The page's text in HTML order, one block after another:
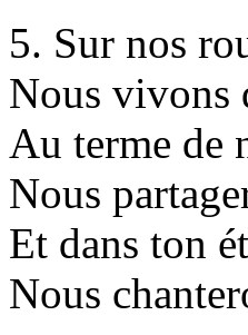
5. Sur nos
Nous vivons
Au terme de
Nous
Et dans ton
Nous